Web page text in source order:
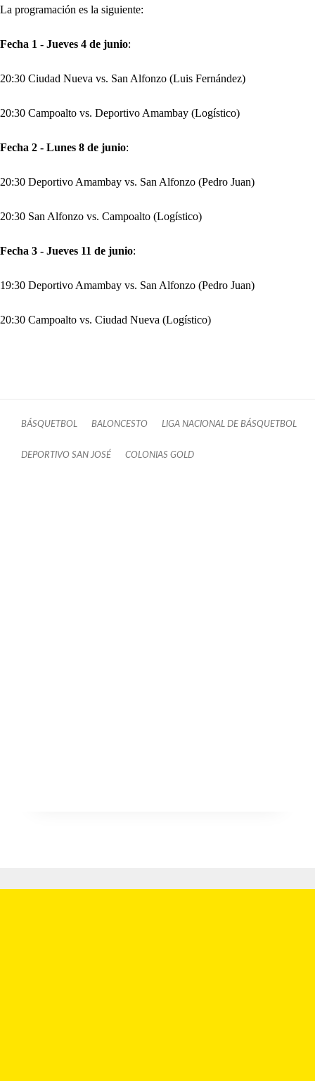
La programación es la siguiente:
Fecha 1 - Jueves 4 de junio:
20:30 Ciudad Nueva vs. San Alfonzo (Luis Fernández)
20:30 Campoalto vs. Deportivo Amambay (Logístico)
Fecha 2 - Lunes 8 de junio:
20:30 Deportivo Amambay vs. San Alfonzo (Pedro Juan)
20:30 San Alfonzo vs. Campoalto (Logístico)
Fecha 3 - Jueves 11 de junio:
19:30 Deportivo Amambay vs. San Alfonzo (Pedro Juan)
20:30 Campoalto vs. Ciudad Nueva (Logístico)
BÁSQUETBOL BALONCESTO LIGA NACIONAL DE BÁSQUETBOL
DEPORTIVO SAN JOSÉ COLONIAS GOLD